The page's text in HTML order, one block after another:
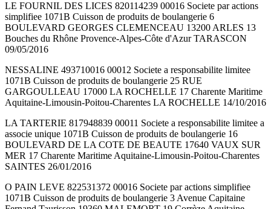
LE FOURNIL DES LICES 820114239 00016 Societe par actions
simplifiee 1071B Cuisson de produits de boulangerie 6
BOULEVARD GEORGES CLEMENCEAU 13200 ARLES 13
Bouches du Rhône Provence-Alpes-Côte d'Azur TARASCON
09/05/2016
NESSALINE 493710016 00012 Societe a responsabilite limitee
1071B Cuisson de produits de boulangerie 25 RUE
GARGOULLEAU 17000 LA ROCHELLE 17 Charente Maritime
Aquitaine-Limousin-Poitou-Charentes LA ROCHELLE 14/10/2016
LA TARTERIE 817948839 00011 Societe a responsabilite limitee a
associe unique 1071B Cuisson de produits de boulangerie 16
BOULEVARD DE LA COTE DE BEAUTE 17640 VAUX SUR
MER 17 Charente Maritime Aquitaine-Limousin-Poitou-Charentes
SAINTES 26/01/2016
O PAIN LEVE 822531372 00016 Societe par actions simplifiee
1071B Cuisson de produits de boulangerie 3 Avenue Capitaine